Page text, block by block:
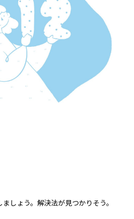
しょう。解決法が見つかりそう。